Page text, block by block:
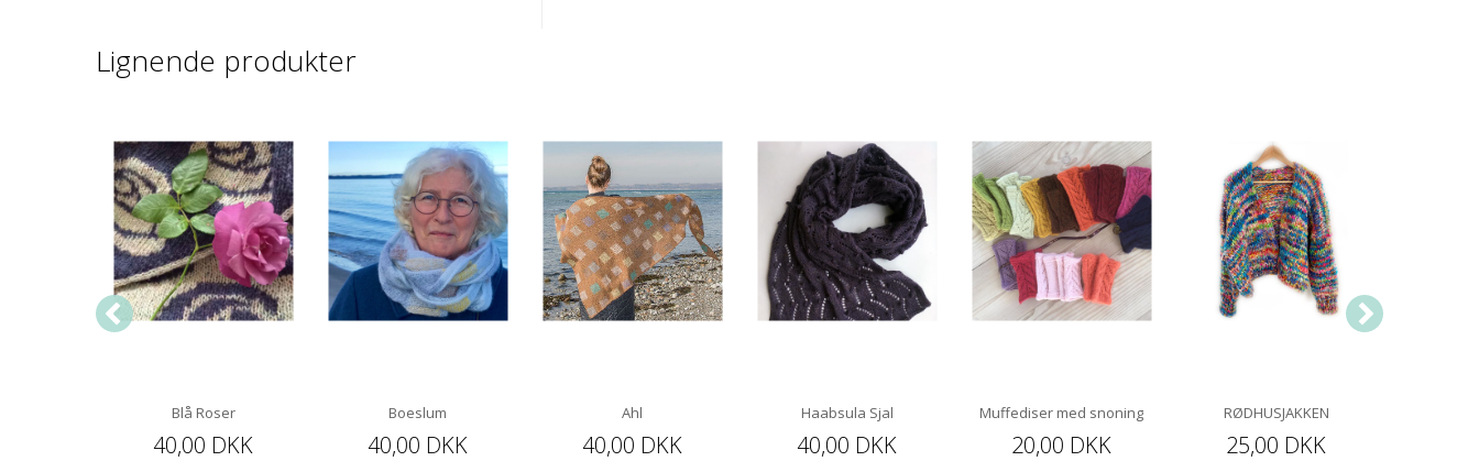
Lignende produkter
Blå Roser
40,00 DKK
Boeslum
40,00 DKK
Ahl
40,00 DKK
Haabsula Sjal
40,00 DKK
Muffediser med snoning
20,00 DKK
RØDHUSJAKKEN
25,00 DKK